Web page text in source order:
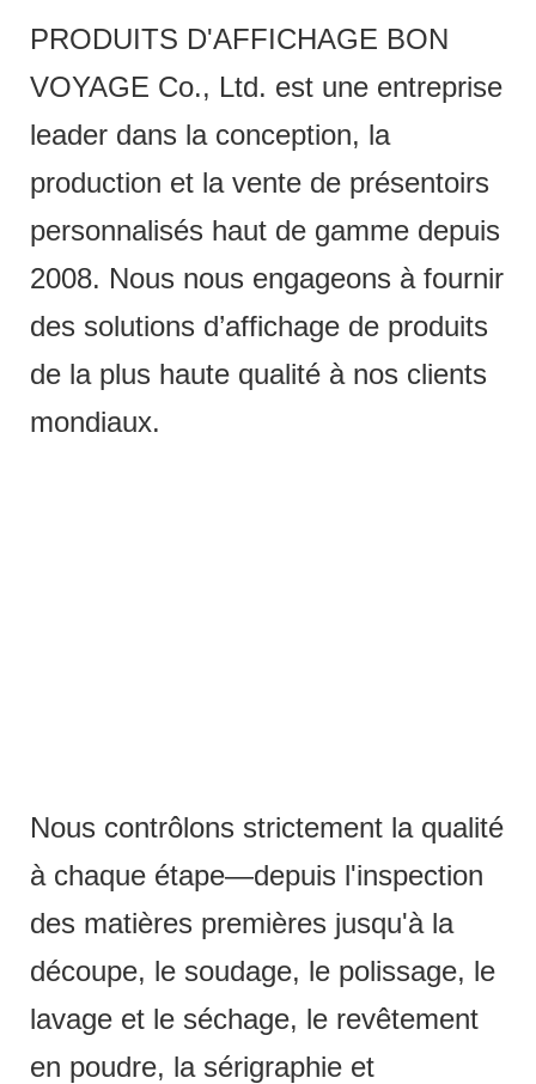
PRODUITS D'AFFICHAGE BON
VOYAGE Co., Ltd. est une entreprise
leader dans la conception, la
production et la vente de présentoirs
personnalisés haut de gamme depuis
2008. Nous nous engageons à fournir
des solutions d’affichage de produits
de la plus haute qualité à nos clients
mondiaux.
Nous contrôlons strictement la qualité
à chaque étape—depuis l'inspection
des matières premières jusqu'à la
découpe, le soudage, le polissage, le
lavage et le séchage, le revêtement
en poudre, la sérigraphie et